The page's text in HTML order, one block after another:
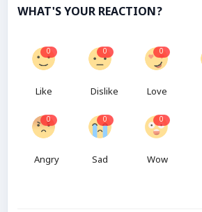
WHAT'S YOUR REACTION?
0
Like
0
Dislike
0
Love
0
Angry
0
Sad
0
Wow